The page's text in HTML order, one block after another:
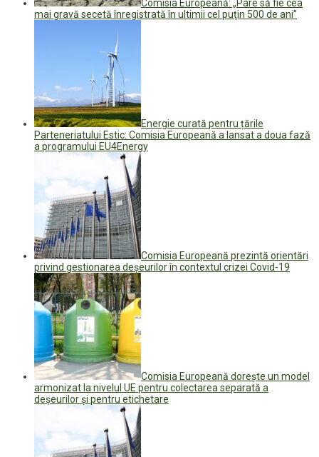
Comisia Europeană: „Pare să fie cea
mai gravă secetă înregistrată în ultimii cel puţin 500 de ani”
Energie curată pentru țările
Parteneriatului Estic: Comisia Europeană a lansat a doua fază
a programului EU4Energy
Comisia Europeană prezintă orientări
privind gestionarea deşeurilor în contextul crizei Covid-19
Comisia Europeană doreşte un model
armonizat la nivelul UE pentru colectarea separată a
deşeurilor şi pentru etichetare